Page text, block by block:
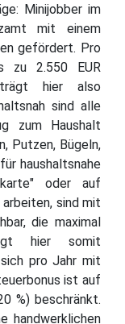
Minijobber im
mit einem
gefördert. Pro
zu 2.550 EUR
hier also
sind alle
zum Haushalt
Putzen, Bügeln,
haushaltsnahe
oder auf
sind mit
die maximal
hier somit
sich pro Jahr mit
ist auf
%) beschränkt.
handwerklichen